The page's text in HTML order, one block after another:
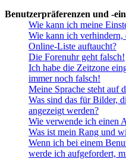
Benutzerpräferenzen und -
Wie kann ich meine
Wie kann ich verhindern,
Online-Liste auftaucht?
Die Forenuhr geht falsch!
Ich habe die Zeitzone
immer noch falsch!
Meine Sprache steht auf
Was sind das für Bilder,
angezeigt werden?
Wie verwende ich einen
Was ist mein Rang und
Wenn ich bei einem
werde ich aufgefordert,